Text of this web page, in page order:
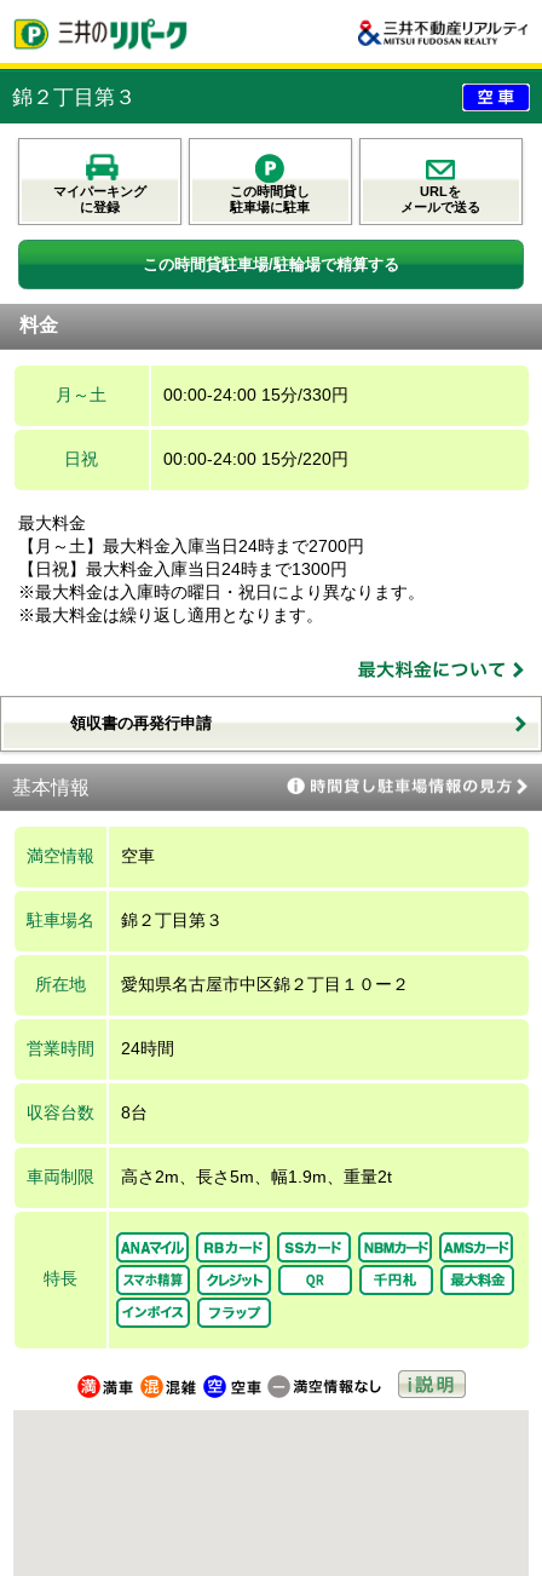
錦２丁目第３
マイパーキング
に登録
この時間貸し
駐車場に駐車
URLを
メールで送る
この時間貸駐車場/駐輪場で精算する
料金
月～土 00:00-24:00 15分/330円
日祝 00:00-24:00 15分/220円
最大料金
【月～土】最大料金入庫当日24時まで2700円
【日祝】最大料金入庫当日24時まで1300円
※最大料金は入庫時の曜日・祝日により異なります。
※最大料金は繰り返し適用となります。
領収書の再発行申請
基本情報
満空情報 空車
駐車場名 錦２丁目第３
所在地 愛知県名古屋市中区錦２丁目１０ー２
営業時間 24時間
収容台数 8台
車両制限 高さ2m、長さ5m、幅1.9m、重量2t
特長